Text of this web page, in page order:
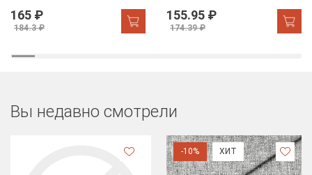
165 ₽
184.3 ₽
155.95 ₽
174.39 ₽
Вы недавно смотрели
-10% ХИТ